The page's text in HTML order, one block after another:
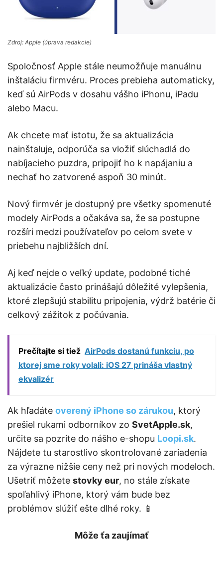
Zdroj: Apple (úprava redakcie)
Spoločnosť Apple stále neumožňuje manuálnu
inštaláciu firmvéru. Proces prebieha automaticky,
keď sú AirPods v dosahu vášho iPhonu, iPadu
alebo Macu.
Ak chcete mať istotu, že sa aktualizácia
nainštaluje, odporúča sa vložiť slúchadlá do
nabíjacieho puzdra, pripojiť ho k napájaniu a
nechať ho zatvorené aspoň 30 minút.
Nový firmvér je dostupný pre všetky spomenuté
modely AirPods a očakáva sa, že sa postupne
rozšíri medzi používateľov po celom svete v
priebehu najbližších dní.
Aj keď nejde o veľký update, podobné tiché
aktualizácie často prinášajú dôležité vylepšenia,
ktoré zlepšujú stabilitu pripojenia, výdrž batérie či
celkový zážitok z počúvania.
Prečítajte si tiež AirPods dostanú funkciu, po
ktorej sme roky volali: iOS 27 prináša vlastný
ekvalizér
Ak hľadáte overený iPhone so zárukou, ktorý
prešiel rukami odborníkov zo SvetApple.sk,
určite sa pozrite do nášho e-shopu Loopi.sk.
Nájdete tu starostlivo skontrolované zariadenia
za výrazne nižšie ceny než pri nových modeloch.
Ušetriť môžete stovky eur, no stále získate
spoľahlivý iPhone, ktorý vám bude bez
problémov slúžiť ešte dlhé roky. 📱
Môže ťa zaujímať